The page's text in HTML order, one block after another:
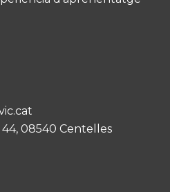
44, 08540 Centelles